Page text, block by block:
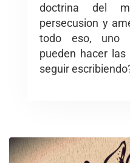
doctrina del
persecusion y
todo eso, uno
pueden hacer las
seguir